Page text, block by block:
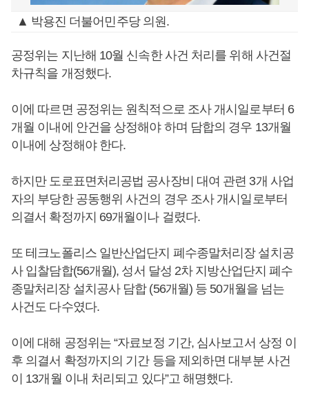
▲ 박용진 더불어민주당 의원.
공정위는 지난해 10월 신속한 사건 처리를 위해 사건절
차규칙을 개정했다.
이에 따르면 공정위는 원칙적으로 조사 개시일로부터 6
개월 이내에 안건을 상정해야 하며 담합의 경우 13개월
이내에 상정해야 한다.
하지만 도로표면처리공법 공사장비 대여 관련 3개 사업
자의 부당한 공동행위 사건의 경우 조사 개시일로부터
의결서 확정까지 69개월이나 걸렸다.
또 테크노폴리스 일반산업단지 폐수종말처리장 설치공
사 입찰담합(56개월), 성서 달성 2차 지방산업단지 폐수
종말처리장 설치공사 담합 (56개월) 등 50개월을 넘는
사건도 다수였다.
이에 대해 공정위는 “자료보정 기간, 심사보고서 상정 이
후 의결서 확정까지의 기간 등을 제외하면 대부분 사건
이 13개월 이내 처리되고 있다”고 해명했다.